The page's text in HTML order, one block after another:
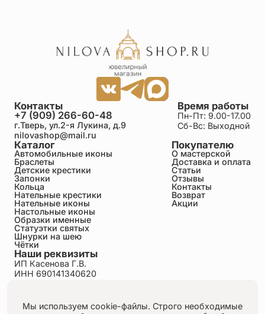
Каталог
Автомобильные иконы
Браслеты
Детские крестики
Запонки
Кольца
Нательные крестики
Нательные иконы
Настольные иконы
Образки именные
Статуэтки святых
Шнурки на шею
Чётки
Покупателю
О мастерской
Доставка и оплата
Статьи
Отзывы
Контакты
Возврат
Акции
Время работы
Пн-Пт: 9.00-17.00
Сб-Вс: Выходной
Контакты
+7 (909) 266-60-48
г.Тверь, ул.2-я Лукина, д.9
nilovashop@mail.ru
Наши реквизиты
ИП Касенова Г.В.
ИНН 690141340620
Пользовательское соглашение
Мы используем cookie-файлы. Строго необходимые